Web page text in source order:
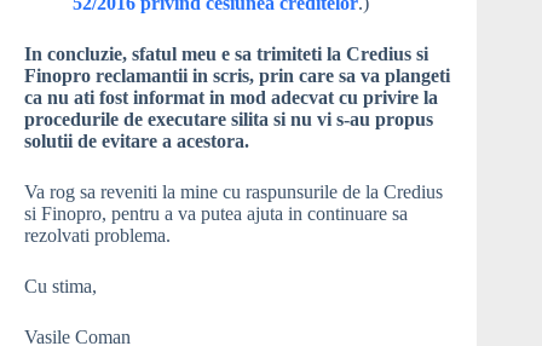
In concluzie, sfatul meu e sa trimiteti la Credius si
Finopro reclamantii in scris, prin care sa va plangeti
ca nu ati fost informat in mod adecvat cu privire la
procedurile de executare silita si nu vi s-au propus
solutii de evitare a acestora.
Va rog sa reveniti la mine cu raspunsurile de la Credius
si Finopro, pentru a va putea ajuta in continuare sa
rezolvati problema.
Cu stima,
Vasile Coman